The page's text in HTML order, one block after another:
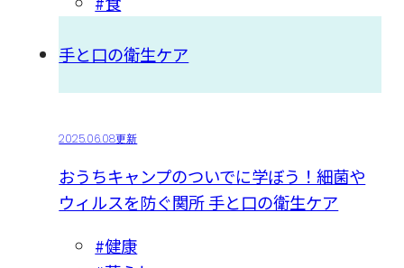
手と口の衛生ケア
2025.06.08更新
おうちキャンプのついでに学ぼう！細菌や
ウィルスを防ぐ関所 手と口の衛生ケア
#健康